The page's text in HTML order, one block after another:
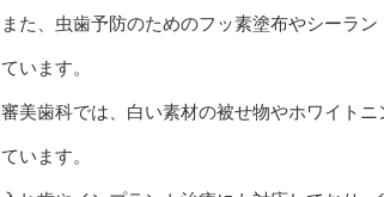
また、虫歯予防のためのフッ素塗布やシーラ
ています。
審美歯科では、白い素材の被せ物やホワイト
ています。